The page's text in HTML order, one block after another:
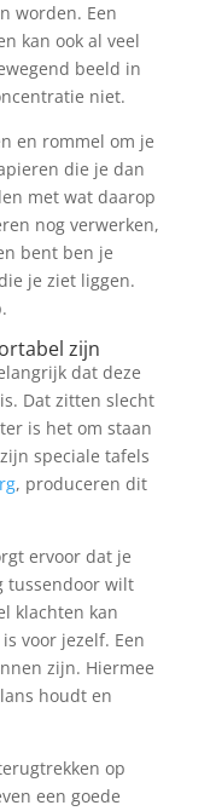
worden. Een
kan ook al veel
beeld in
niet.
en rommel om je
die je dan
met wat daarop
nog verwerken,
bent ben je
je ziet liggen.
zijn
dat deze
Dat zitten slecht
is het om staan
speciale tafels
, produceren dit
ervoor dat je
tussendoor wilt
klachten kan
voor jezelf. Een
zijn. Hiermee
houdt en
op
een goede